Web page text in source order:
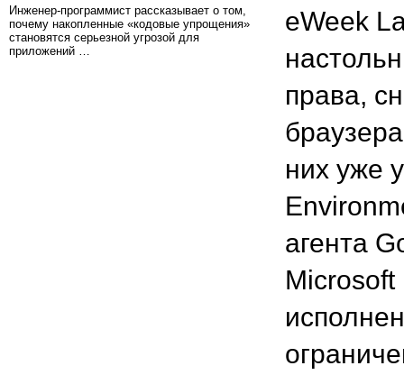
Инженер-программист рассказывает о том,
почему накопленные «кодовые упрощения»
становятся серьезной угрозой для
приложений …
eWeek
права,
них уже
агента